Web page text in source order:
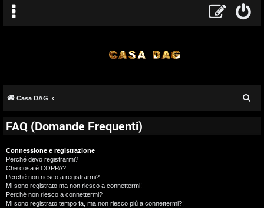
Casa DAG
FAQ (Domande Frequenti)
Connessione e registrazione
Perché devo registrarmi?
Che cosa è COPPA?
Perché non riesco a registrarmi?
Mi sono registrato ma non riesco a connettermi!
Perché non riesco a connettermi?
Mi sono registrato tempo fa, ma non riesco più a connettermi?!